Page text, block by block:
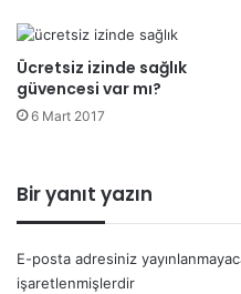
Ücretsiz izinde sağlık
güvencesi var mı?
6 Mart 2017
Bir yanıt yazın
E-posta adresiniz
işaretlenmişlerdir